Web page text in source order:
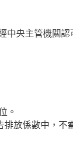
中央主管機關認
。
放係數中，不